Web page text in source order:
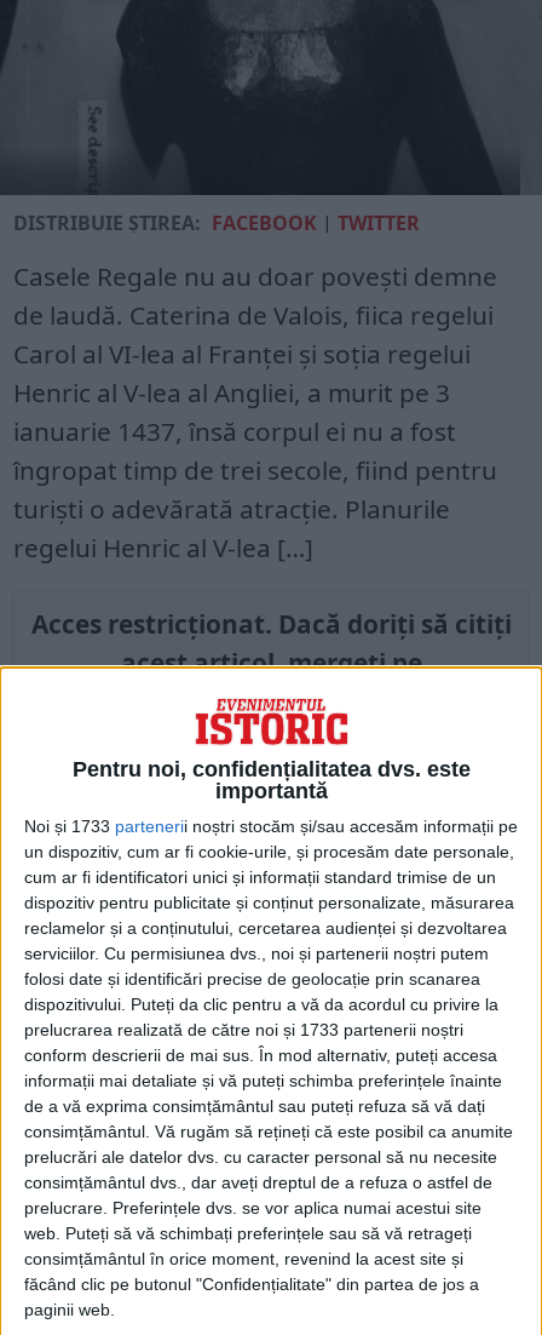
Pentru noi, confidențialitatea dvs. este
importantă
Noi și 1733 partenerii noștri stocăm și/sau accesăm informații pe
un dispozitiv, cum ar fi cookie-urile, și procesăm date personale,
cum ar fi identificatori unici și informații standard trimise de un
dispozitiv pentru publicitate și conținut personalizate, măsurarea
reclamelor și a conținutului, cercetarea audienței și dezvoltarea
serviciilor. Cu permisiunea dvs., noi și partenerii noștri putem
folosi date și identificări precise de geolocație prin scanarea
dispozitivului. Puteți da clic pentru a vă da acordul cu privire la
prelucrarea realizată de către noi și 1733 partenerii noștri
conform descrierii de mai sus. În mod alternativ, puteți accesa
informații mai detaliate și vă puteți schimba preferințele înainte
de a vă exprima consimțământul sau puteți refuza să vă dați
consimțământul. Vă rugăm să rețineți că este posibil ca anumite
prelucrări ale datelor dvs. cu caracter personal să nu necesite
consimțământul dvs., dar aveți dreptul de a refuza o astfel de
prelucrare. Preferințele dvs. se vor aplica numai acestui site
web. Puteți să vă schimbați preferințele sau să vă retrageți
consimțământul în orice moment, revenind la acest site și
făcând clic pe butonul "Confidențialitate" din partea de jos a
paginii web.
DISTRIBUIE ȘTIREA: FACEBOOK |TWITTER
Casele Regale nu au doar povești demne
de laudă. Caterina de Valois, fiica regelui
Carol al VI-lea al Franței și soția regelui
Henric al V-lea al Angliei, a murit pe 3
ianuarie 1437, însă corpul ei nu a fost
îngropat timp de trei secole, fiind pentru
turiști o adevărată atracție. Planurile
regelui Henric al V-lea […]
Acces restricționat. Dacă doriți să citiți
acest articol, mergeți pe
edituradecarte.roși achiziționați ediția
Aprilie 2023
Pagini:12
Din ultima ediție ...
Regina României
Carol al II-lea și acțiunile sale care au ruinat
România Mare
Afaceri oneroase care au marcat România
modernă: Strousberg și Hallier
ETICHETE:
PUBLICAT IN CATEGORIILE: APRILIE 2023
DISTRIBUIE ȘTIREA: FACEBOOK |TWITTER
DACĂ VA PLAC MATERIALELE PUBLICATE, VA INVITĂM SĂ NE URMĂRIȚI
ȘI PE
PAGINA NOASTRĂ DE FACEBOOK
RECOMANDARI PENTRU TINE